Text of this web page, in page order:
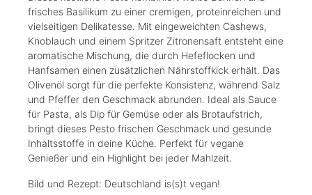
frisches Basilikum zu einer cremigen, proteinreichen und
vielseitigen Delikatesse. Mit eingeweichten Cashews,
Knoblauch und einem Spritzer Zitronensaft entsteht eine
aromatische Mischung, die durch Hefeflocken und
Hanfsamen einen zusätzlichen Nährstoffkick erhält. Das
Olivenöl sorgt für die perfekte Konsistenz, während Salz
und Pfeffer den Geschmack abrunden. Ideal als Sauce
für Pasta, als Dip für Gemüse oder als Brotaufstrich,
bringt dieses Pesto frischen Geschmack und gesunde
Inhaltsstoffe in deine Küche. Perfekt für vegane
Genießer und ein Highlight bei jeder Mahlzeit.
Bild und Rezept: Deutschland is(s)t vegan!